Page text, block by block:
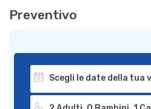
Preventivo